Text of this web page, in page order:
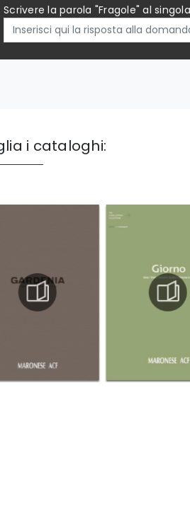
Scrivere la parola "Fragole" al
i cataloghi: